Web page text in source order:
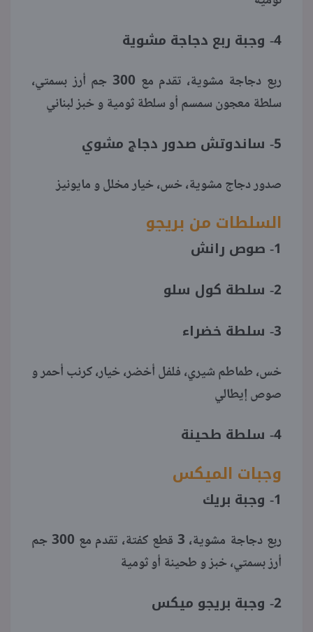
4- وجبة ربع دجاجة مشوية
ربع دجاجة مشوية، تقدم مع 300 جم أرز بسمتي،
سلطة معجون سمسم أو سلطة ثومية و خبز لبناني
5- ساندوتش صدور دجاج مشوي
صدور دجاج مشوية، خس، خيار مخلل و مايونيز
السلطات من بريجو
1- صوص رانش
2- سلطة كول سلو
3- سلطة خضراء
خس، طماطم شيري، فلفل أخضر، خيار، كرنب أحمر و
صوص إيطالي
4- سلطة طحينة
وجبات الميكس
1- وجبة بريك
ربع دجاجة مشوية، 3 قطع كفتة، تقدم مع 300 جم
أرز بسمتي، خبز و طحينة أو ثومية
2- وجبة بريجو ميكس